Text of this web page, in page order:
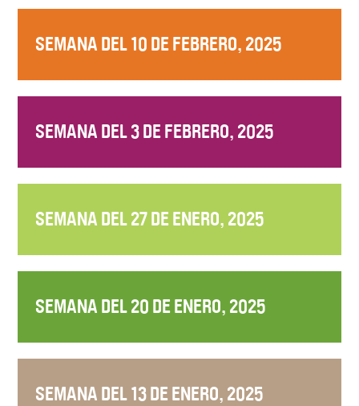
SEMANA DEL 10 DE FEBRERO, 2025
SEMANA DEL 3 DE FEBRERO, 2025
SEMANA DEL 27 DE ENERO, 2025
SEMANA DEL 20 DE ENERO, 2025
SEMANA DEL 13 DE ENERO, 2025